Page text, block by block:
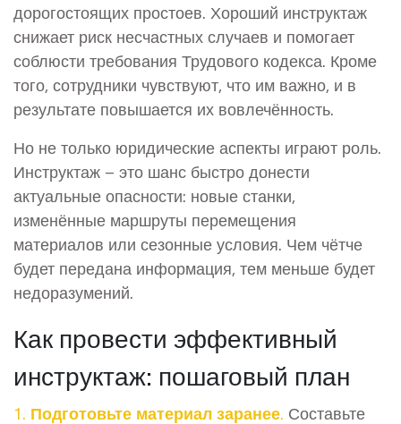
дорогостоящих простоев. Хороший инструктаж
снижает риск несчастных случаев и помогает
соблюсти требования Трудового кодекса. Кроме
того, сотрудники чувствуют, что им важно, и в
результате повышается их вовлечённость.
Но не только юридические аспекты играют роль.
Инструктаж – это шанс быстро донести
актуальные опасности: новые станки,
изменённые маршруты перемещения
материалов или сезонные условия. Чем чётче
будет передана информация, тем меньше будет
недоразумений.
Как провести эффективный
инструктаж: пошаговый план
1. Подготовьте материал заранее. Составьте